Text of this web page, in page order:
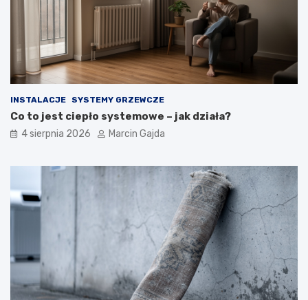
INSTALACJE SYSTEMY GRZEWCZE
Co to jest ciepło systemowe – jak działa?
4 sierpnia 2026 Marcin Gajda